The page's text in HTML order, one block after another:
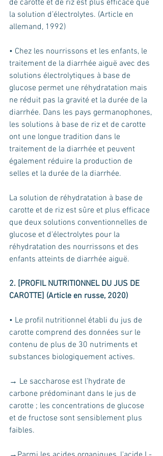
de carotte et de riz est plus efficace que
la solution d’électrolytes. (Article en
allemand, 1992)
• Chez les nourrissons et les enfants, le
traitement de la diarrhée aiguë avec des
solutions électrolytiques à base de
glucose permet une réhydratation mais
ne réduit pas la gravité et la durée de la
diarrhée. Dans les pays germanophones,
les solutions à base de riz et de carotte
ont une longue tradition dans le
traitement de la diarrhée et peuvent
également réduire la production de
selles et la durée de la diarrhée.
La solution de réhydratation à base de
carotte et de riz est sûre et plus efficace
que deux solutions conventionnelles de
glucose et d'électrolytes pour la
réhydratation des nourrissons et des
enfants atteints de diarrhée aiguë.
2. [PROFIL NUTRITIONNEL DU JUS DE
CAROTTE] (Article en russe, 2020)
• Le profil nutritionnel établi du jus de
carotte comprend des données sur le
contenu de plus de 30 nutriments et
substances biologiquement actives.
→ Le saccharose est l'hydrate de
carbone prédominant dans le jus de
carotte ; les concentrations de glucose
et de fructose sont sensiblement plus
faibles.